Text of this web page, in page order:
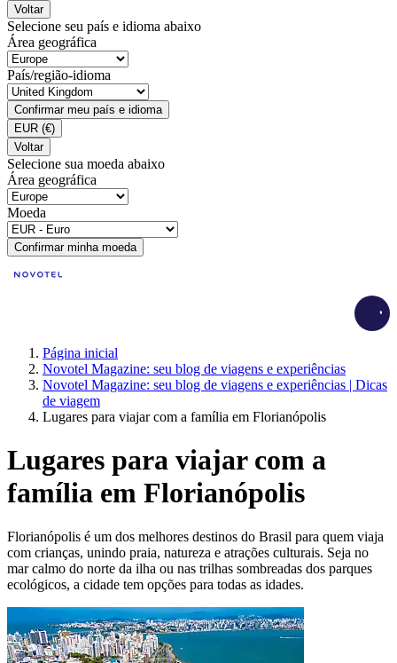
Voltar
Selecione seu país e idioma abaixo
Área geográfica
País/região-idioma
Confirmar meu país e idioma
EUR (€)
Voltar
Selecione sua moeda abaixo
Área geográfica
Moeda
Confirmar minha moeda
Página inicial
Novotel Magazine: seu blog de viagens e experiências
Novotel Magazine: seu blog de viagens e experiências | Dicas
de viagem
Lugares para viajar com a família em Florianópolis
Lugares para viajar com a
família em Florianópolis
Florianópolis é um dos melhores destinos do Brasil para quem viaja
com crianças, unindo praia, natureza e atrações culturais. Seja no
mar calmo do norte da ilha ou nas trilhas sombreadas dos parques
ecológicos, a cidade tem opções para todas as idades.